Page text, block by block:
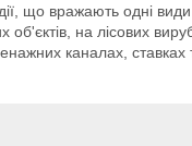
що вражають одні
на лісових
каналах,